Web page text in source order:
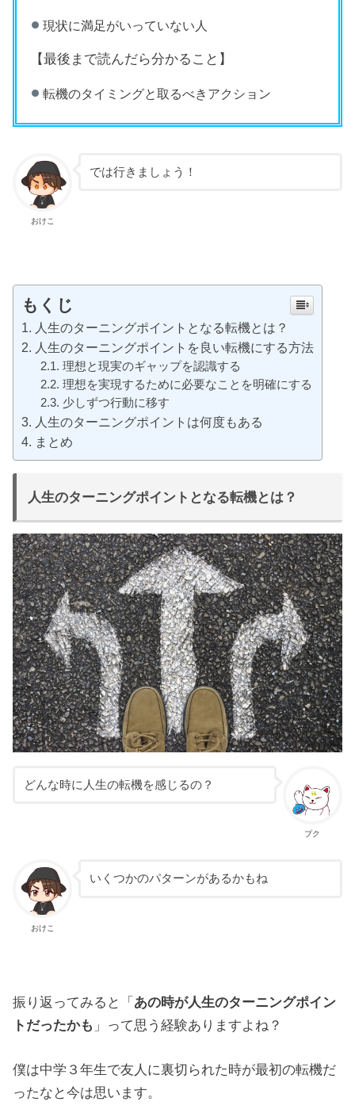
現状に満足がいっていない人
【最後まで読んだら分かること】
転機のタイミングと取るべきアクション
おけこ
では行きましょう！
もくじ
人生のターニングポイントとなる転機とは？
人生のターニングポイントを良い転機にする方法
理想と現実のギャップを認識する
理想を実現するために必要なことを明確にする
少しずつ行動に移す
人生のターニングポイントは何度もある
まとめ
人生のターニングポイントとなる転機とは？
プク
どんな時に人生の転機を感じるの？
おけこ
いくつかのパターンがあるかもね
振り返ってみると「 あの時が人生のターニングポイン
トだったかも 」って思う経験ありますよね？
僕は中学３年生で友人に裏切られた時が最初の転機だ
ったなと今は思います。